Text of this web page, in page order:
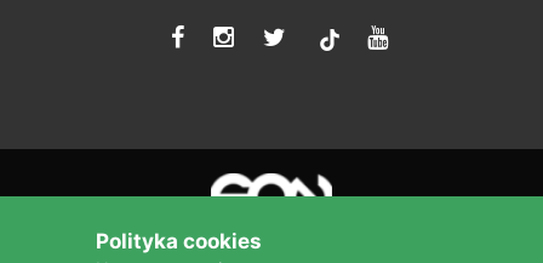
tiktok
Polityka cookies